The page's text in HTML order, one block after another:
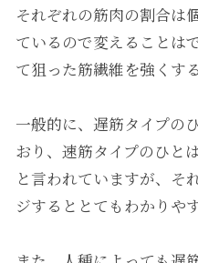
それぞれの筋肉の割合は
ているので変えることは
て狙った筋繊維を強くす
一般的に、遅筋タイプの
おり、速筋タイプのひと
と言われていますが、そ
ジするととてもわかりや